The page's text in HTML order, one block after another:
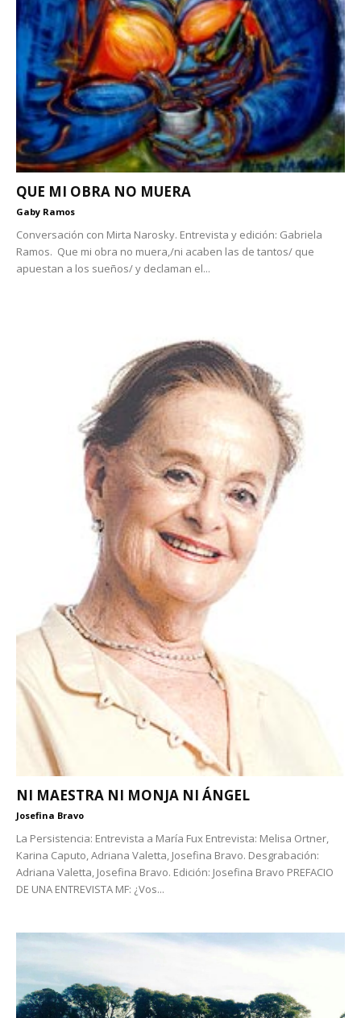
QUE MI OBRA NO MUERA
Gaby Ramos
Conversación con Mirta Narosky. Entrevista y edición: Gabriela
Ramos. Que mi obra no muera,/ni acaben las de tantos/ que
apuestan a los sueños/ y declaman el...
NI MAESTRA NI MONJA NI ÁNGEL
Josefina Bravo
La Persistencia: Entrevista a María Fux Entrevista: Melisa Ortner,
Karina Caputo, Adriana Valetta, Josefina Bravo. Desgrabación:
Adriana Valetta, Josefina Bravo. Edición: Josefina Bravo PREFACIO
DE UNA ENTREVISTA MF: ¿Vos...